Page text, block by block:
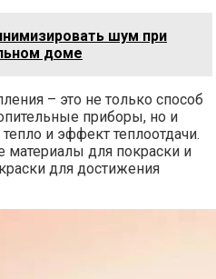
шум при
доме
– это не только способ
приборы, но и
и эффект теплоотдачи.
материалы для покраски и
для достижения